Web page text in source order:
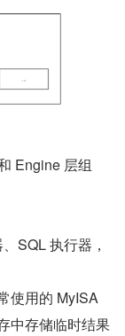
Engine 层组
SQL 执行器，
使用的 MyISA
中存储临时结果